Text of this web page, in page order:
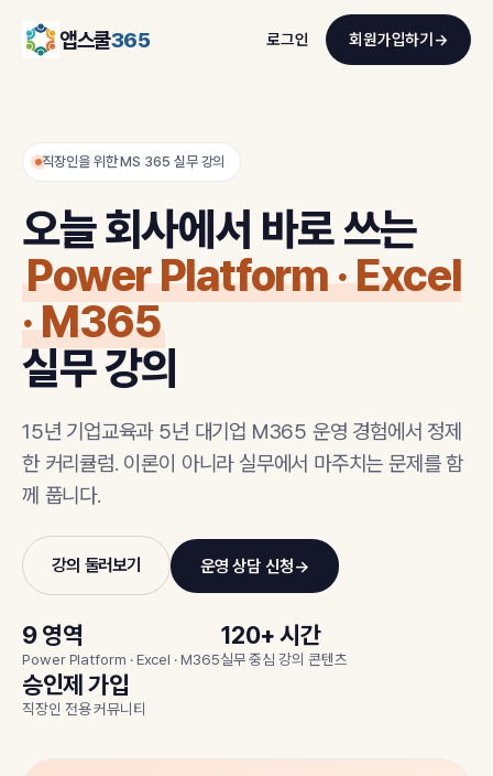
앱스쿨365 로그인 회원가입하기→
직장인을 위한 MS 365 실무 강의
오늘 회사에서 바로 쓰는
Power Platform · Excel
· M365
실무 강의
15년 기업교육과 5년 대기업 M365 운영 경험에서 정제
한 커리큘럼. 이론이 아니라 실무에서 마주치는 문제를 함
께 풉니다.
강의 둘러보기 운영 상담 신청→
9 영역
Power Platform · Excel · M365
120+ 시간
실무 중심 강의 콘텐츠
승인제 가입
직장인 전용 커뮤니티